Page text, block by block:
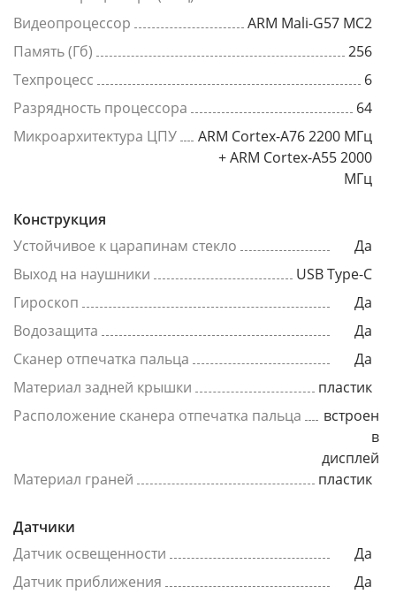
Видеопроцессор
ARM Mali-G57 MC2
Память (Гб)
256
Техпроцесс
6
Разрядность процессора
64
Микроархитектура ЦПУ
ARM Cortex-A76 2200 МГц
+ ARM Cortex-A55 2000
МГц
Конструкция
Устойчивое к царапинам стекло
Да
Выход на наушники
USB Type-C
Гироскоп
Да
Водозащита
Да
Сканер отпечатка пальца
Да
Материал задней крышки
пластик
Расположение сканера отпечатка пальца
встроен
в
дисплей
Материал граней
пластик
Датчики
Датчик освещенности
Да
Датчик приближения
Да